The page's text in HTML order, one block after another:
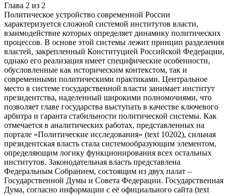
Глава 2 из 2
Политическое устройство современной России
характеризуется сложной системой институтов власти,
взаимодействие которых определяет динамику политических
процессов. В основе этой системы лежит принцип разделения
властей, закрепленный Конституцией Российской Федерации,
однако его реализация имеет специфические особенности,
обусловленные как историческим контекстом, так и
современными политическими практиками. Центральное
место в системе государственной власти занимает институт
президентства, наделенный широкими полномочиями, что
позволяет главе государства выступать в качестве ключевого
арбитра и гаранта стабильности политической системы. Как
отмечается в аналитических работах, представленных на
портале «Политические исследования» (text 10202), сильная
президентская власть стала системообразующим элементом,
определяющим логику функционирования всех остальных
институтов. Законодательная власть представлена
Федеральным Собранием, состоящим из двух палат –
Государственной Думы и Совета Федерации. Государственная
Дума, согласно информации с её официального сайта (text